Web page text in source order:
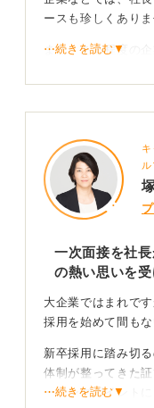
0
会社のトップと直
念やビジョンを深
めて臨みましょう。
ースも珍しくありま
また、ある程度の
驚かれるかもしれ
いつも通りの準
接に臨もう
特別な準備は不要
採用担当者との面
きたことを話せば
が、ポジティブに
⋯続きを読む▼
一次面接を社
の熱い思いを
大企業ではまれで
採用を始めて間も
新卒採用に踏み切
体制が整ってきた
ーニングポイント
⋯続きを読む▼